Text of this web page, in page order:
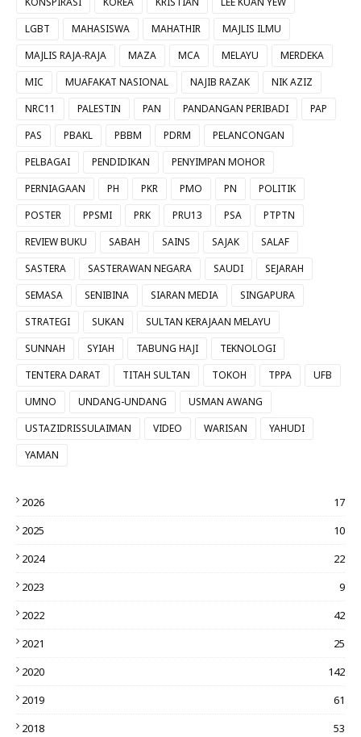
LGBT
MAHASISWA MAHATHIR
MAJLIS ILMU
MAJLIS RAJA-RAJA
MAZA MCA MELAYU
MERDEKA
MIC
MUAFAKAT NASIONAL NAJIB RAZAK
NIK AZIZ
NRC11
PALESTIN PAN PANDANGAN PERIBADI
PAP
PAS
PBAKL PBBM PDRM
PELANCONGAN
PELBAGAI
PENDIDIKAN
PENYIMPAN MOHOR
PERNIAGAAN
PH PKR PMO PN
POLITIK
POSTER
PPSMI PRK PRU13 PSA
PTPTN
REVIEW BUKU
SABAH SAINS SAJAK
SALAF
SASTERA
SASTERAWAN NEGARA SAUDI
SEJARAH
SEMASA
SENIBINA SIARAN MEDIA
SINGAPURA
STRATEGI
SUKAN
SULTAN KERAJAAN MELAYU
SUNNAH
SYIAH TABUNG HAJI
TEKNOLOGI
TENTERA DARAT
TITAH SULTAN TOKOH TPPA
UFB
UMNO
UNDANG-UNDANG
USMAN AWANG
USTAZIDRISSULAIMAN
VIDEO WARISAN
YAHUDI
YAMAN
2026
17
2025
10
2024
22
2023
9
2022
42
2021
25
2020
142
2019
61
2018
53